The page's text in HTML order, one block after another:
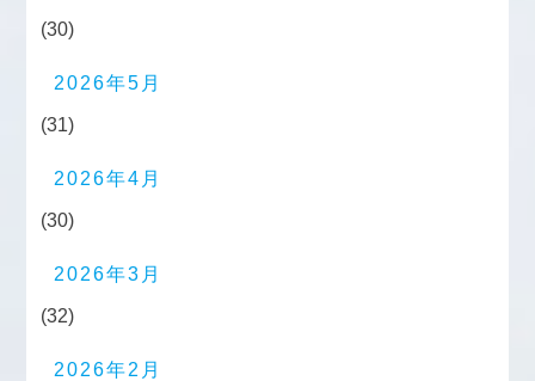
(30)
2026年5月
(31)
2026年4月
(30)
2026年3月
(32)
2026年2月